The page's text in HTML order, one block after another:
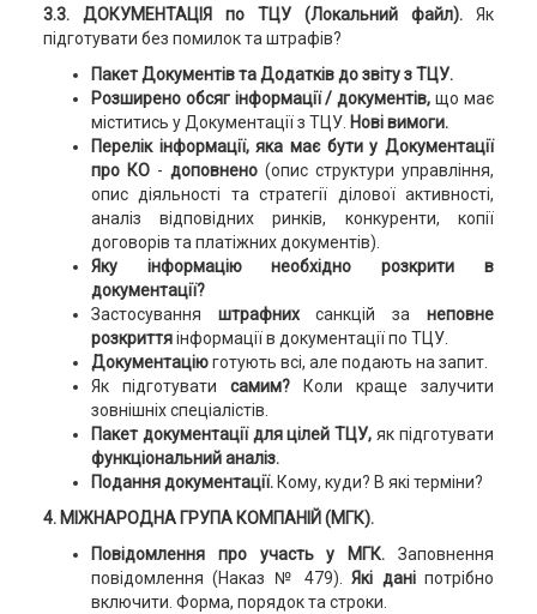
3.3. ДОКУМЕНТАЦІЯ по ТЦУ (Локальний файл). Як
підготувати без помилок та штрафів?
Пакет Документів та Додатків до звіту з ТЦУ.
Розширено обсяг інформації / документів,що має
міститись у Документації з ТЦУ. Нові вимоги.
Перелік інформації, яка має бути у Документації
про КО- доповнено(опис структури управління,
опис діяльності та стратегії ділової активності,
аналіз відповідних ринків, конкуренти, копії
договорів та платіжних документів).
Яку інформацію необхідно розкрити в
документації?
Застосування штрафнихсанкцій занеповне
розкриттяінформації в документації по ТЦУ.
Документаціюготують всі, але подають на запит.
Як підготувати самим?
Коли краще залучити
зовнішніх спеціалістів.
Пакет документації для цілей ТЦУ, як підготувати
функціональний аналіз.
Подання документації.Кому, куди? В які терміни?
4. МІЖНАРОДНА ГРУПА КОМПАНІЙ (МГК).
Повідомлення про участь у МГК.Заповнення
повідомлення (Наказ № 479).Які даніпотрібно
включити. Форма, порядок та строки.